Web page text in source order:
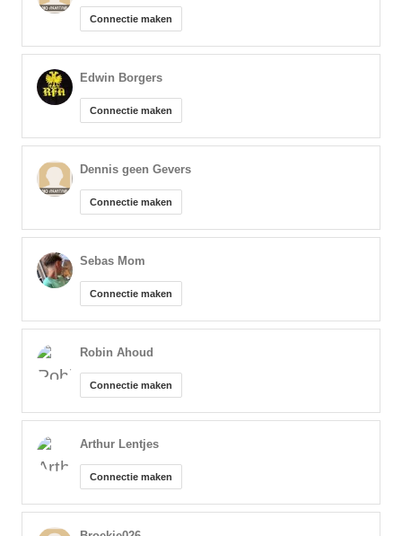
Connectie maken
Edwin Borgers
Connectie maken
Dennis geen Gevers
Connectie maken
Sebas Mom
Connectie maken
Robin Ahoud
Connectie maken
Arthur Lentjes
Connectie maken